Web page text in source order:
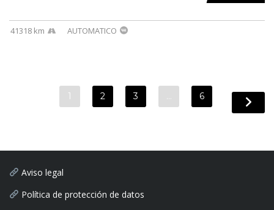
41318 km AUTOMATICO
1 2 3 … 6
Aviso legal
Política de protección de datos